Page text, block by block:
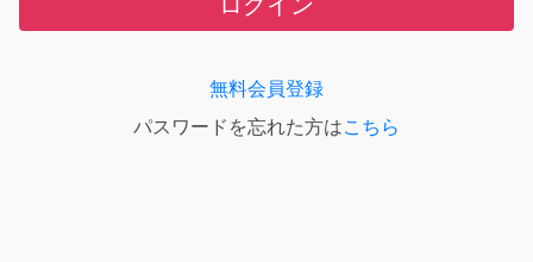
無料会員登録
パスワードを忘れた方はこちら